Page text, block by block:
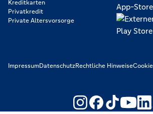
Kreditkarten
Privatkredit
Private Altersvorsorge
ImpressumDatenschutzRechtliche Hinweise
https://